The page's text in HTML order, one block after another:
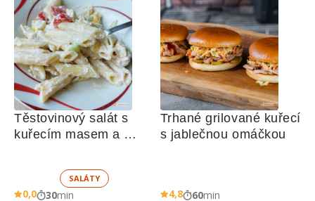
Těstovinový salát s
kuřecím masem a
SALÁTY
0,0 30min
Trhané grilované kuřecí
s jablečnou omáčkou
4,8 60min